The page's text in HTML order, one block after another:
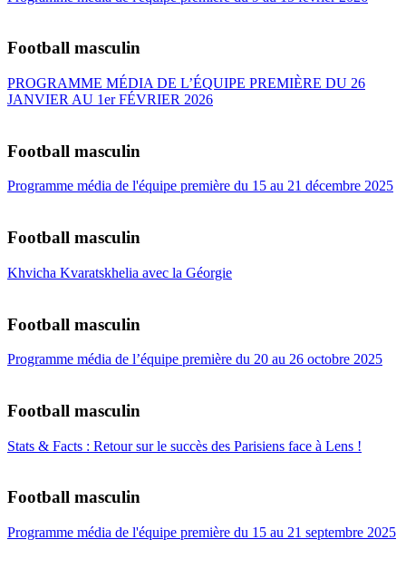
Football masculin
PROGRAMME MÉDIA DE L’ÉQUIPE PREMIÈRE DU 26
JANVIER AU 1er FÉVRIER 2026
Football masculin
Programme média de l'équipe première du 15 au 21 décembre 2025
Football masculin
Khvicha Kvaratskhelia avec la Géorgie
Football masculin
Programme média de l’équipe première du 20 au 26 octobre 2025
Football masculin
Stats & Facts : Retour sur le succès des Parisiens face à Lens !
Football masculin
Programme média de l'équipe première du 15 au 21 septembre 2025